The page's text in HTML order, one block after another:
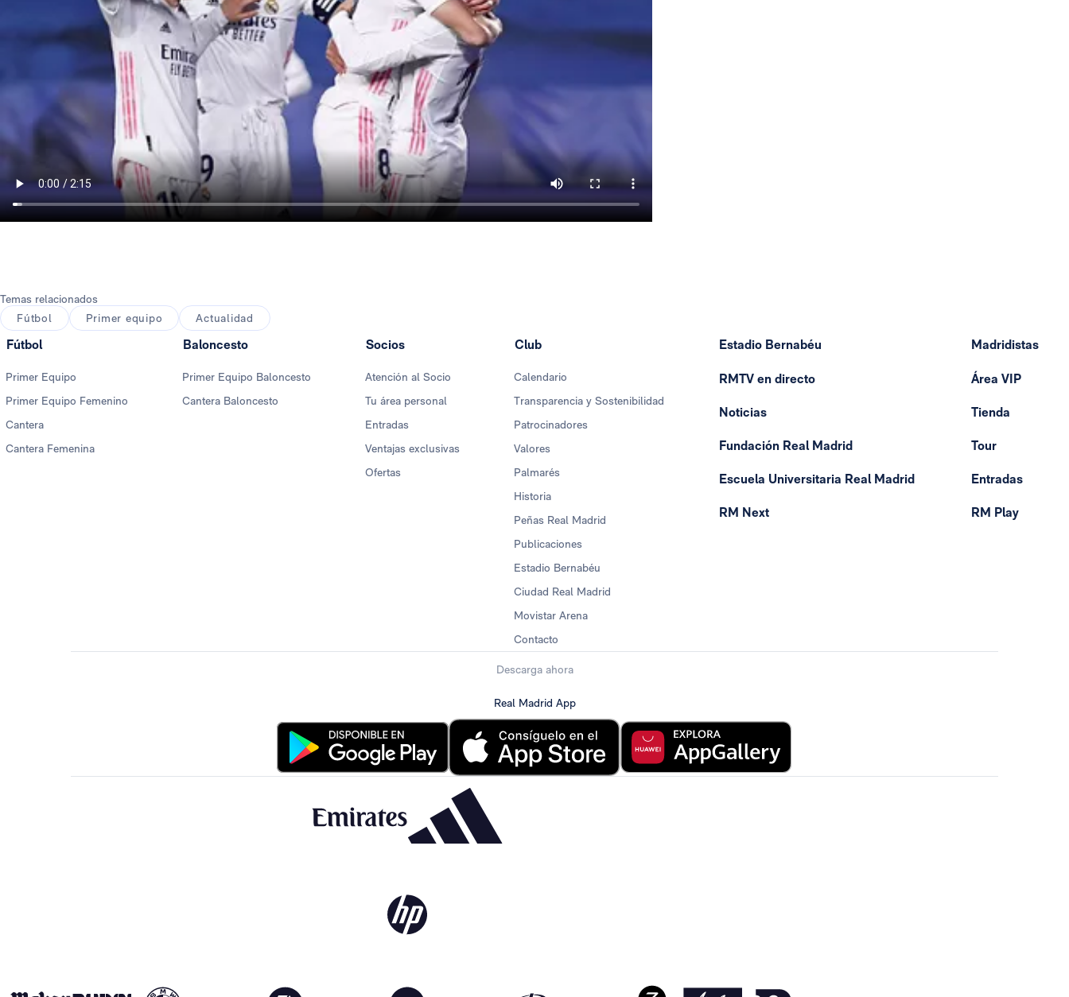
Temas relacionados
Fútbol
Primer equipo Actualidad
Fútbol
Primer Equipo
Primer Equipo Femenino
Cantera
Cantera Femenina
Baloncesto
Primer Equipo Baloncesto
Cantera Baloncesto
Socios
Atención al Socio
Tu área personal
Entradas
Ventajas exclusivas
Ofertas
Club
Calendario
Transparencia y Sostenibilidad
Patrocinadores
Valores
Palmarés
Historia
Peñas Real Madrid
Publicaciones
Estadio Bernabéu
Ciudad Real Madrid
Movistar Arena
Contacto
Estadio Bernabéu
RMTV en directo
Noticias
Fundación Real Madrid
Escuela Universitaria Real Madrid
RM Next
Madridistas
Área VIP
Tienda
Tour
Entradas
RM Play
Descarga ahora
Real Madrid App